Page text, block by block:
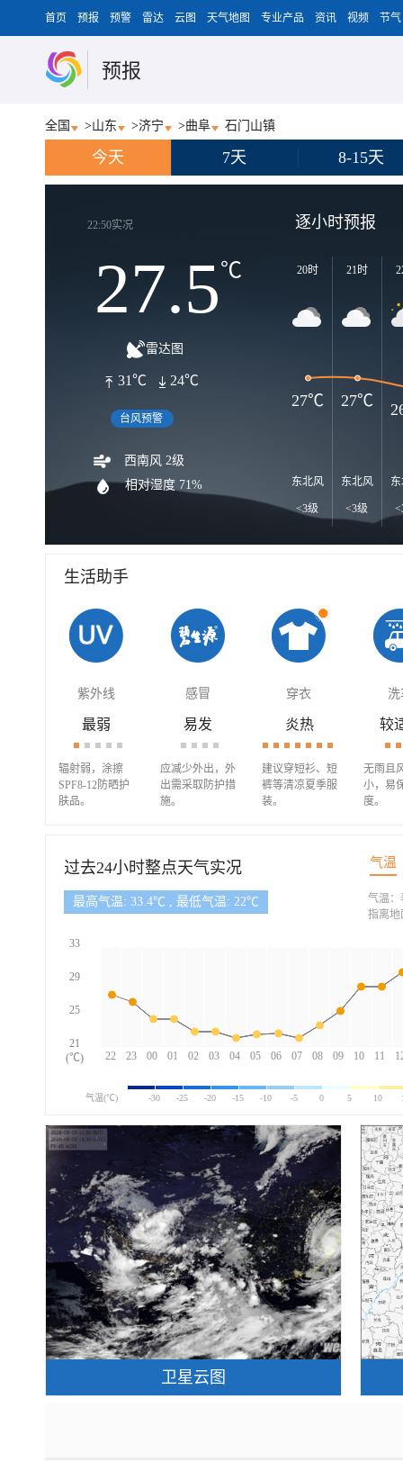
首页 预报 预警 雷达 云图 天气地图 专业产品 资讯 视频 节气
预报
全国 >山东 >济宁 >曲阜 石门山镇
今天 7天 8-15天
22:50实况
27.5℃
雷达图
31℃ 24℃
台风预警
西南风 2级
相对湿度 71%
逐小时预报
20时
东北风
<3级
21时
东北风
<3级
27℃ 27℃
生活助手
紫外线 感冒 穿衣 洗
最弱
辐射弱，涂擦
SPF8-12防晒护
肤品。
易发
应减少外出，外
出需采取防护措
施。
炎热
建议穿短衫、短
裤等清凉夏季服
装。
较
无雨且
小，易
度。
过去24小时整点天气实况 气温
最高气温: 33.4℃ , 最低气温: 22℃
22 23 00 01 02 03 04 05 06 07 08 09 10 11
33
29
25
21
(℃)
气温：
指离地
气温(℃) -30 -25 -20 -15 -10 -5 0 5 10
卫星云图